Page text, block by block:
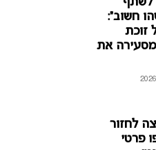
חשוב”:
זוכת
מסעירה את
לחזור
פרטי